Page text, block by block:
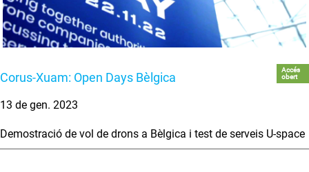
Corus-Xuam: Open Days Bèlgica
Accés
obert
13 de gen. 2023
Demostració de vol de drons a Bèlgica i test de serveis U-space